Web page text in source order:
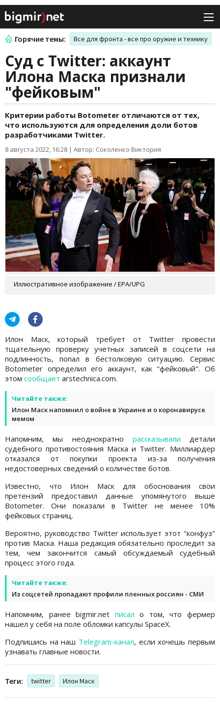
Горячие темы: Все для фронта - все про оружие и технику
Суд с Twitter: аккаунт
Илона Маска признали
"фейковым"
Критерии работы Botometer отличаются от тех,
что используются для определения доли ботов
разработчиками Twitter.
8 августа 2022, 16:28 | Автор: Соколенко Виктория
Иллюстративное изображение / EPA/UPG
Илон Маск, который требует от Twitter провести
тщательную проверку учетных записей в соцсети на
подлинность, попал в бестолковую ситуацию. Сервис
Botometer определил его аккаунт, как "фейковый". Об
этом сообщает arstechnica.com.
Читайте также:
Илон Маск напомнил о войне в Украине и о коронавирусе
мемом
Напомним, мы неоднократно рассказывали детали
судебного противостояния Маска и Twitter. Миллиардер
отказался от покупки проекта из-за получения
недостоверных сведений о количестве ботов.
Известно, что Илон Маск для обоснования свои
претензий предоставил данные упомянутого выше
Botometer. Они показали в Twitter не менее 10%
фейковых страниц.
Вероятно, руководство Twitter использует этот "конфуз"
против Маска. Наша редакция обязательно проследит за
тем, чем закончится самый обсуждаемый судебный
процесс этого года.
Читайте также:
Из соцсетей пропадают профили пленных россиян - СМИ
Напомним, ранее bigmir.net писал о том, что фермер
нашел у себя на поле обломки капсулы SpaceX.
Подпишись на наш Telegram-канал, если хочешь первым
узнавать главные новости.
Теги: twitter Илон Маск